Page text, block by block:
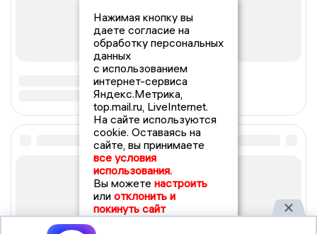
Нажимая кнопку вы
даете согласие на
обработку персональных
данных
с использованием
интернет-сервиса
Яндекс.Метрика,
top.mail.ru, LiveInternet.
На сайте используются
cookie. Оставаясь на
сайте, вы принимаете
все условия
использования.
Вы можете настроить
или отклонить и
покинуть сайт